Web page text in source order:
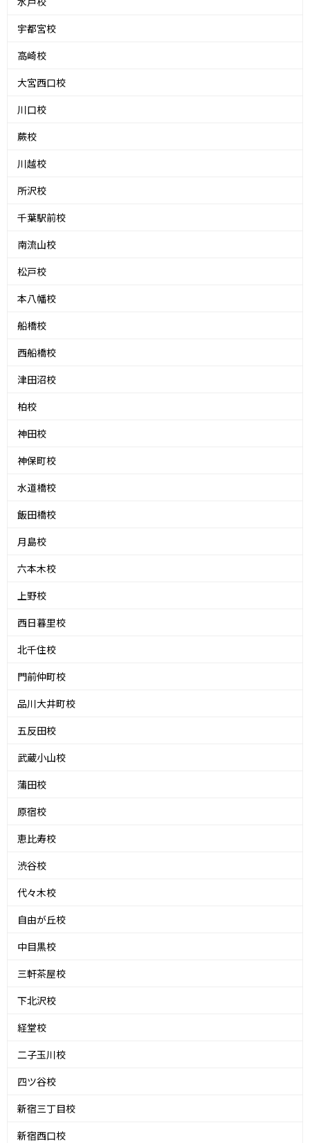
宇都宮校
高崎校
大宮西口校
川口校
蕨校
川越校
所沢校
千葉駅前校
南流山校
松戸校
本八幡校
船橋校
西船橋校
津田沼校
柏校
神田校
神保町校
水道橋校
飯田橋校
月島校
六本木校
上野校
西日暮里校
北千住校
門前仲町校
品川大井町校
五反田校
武蔵小山校
蒲田校
原宿校
恵比寿校
渋谷校
代々木校
自由が丘校
中目黒校
三軒茶屋校
下北沢校
経堂校
二子玉川校
四ツ谷校
新宿三丁目校
新宿西口校